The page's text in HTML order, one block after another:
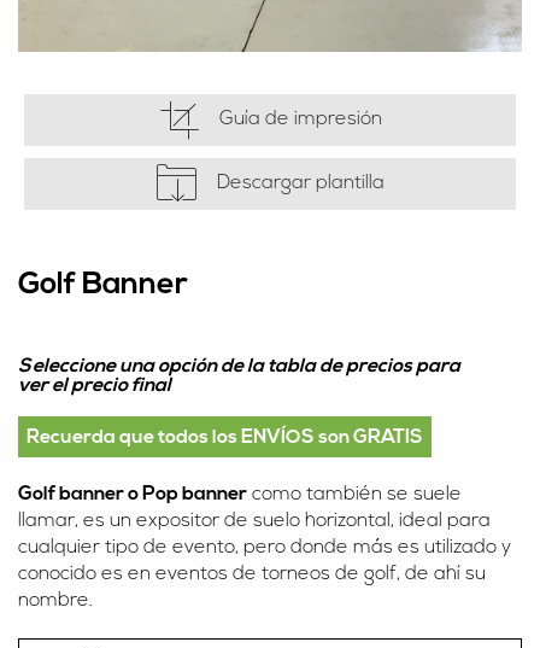
Guía de impresión
Descargar plantilla
Golf Banner
Seleccione una opción de la tabla de precios para
ver el precio final
Recuerda que todos los ENVÍOS son GRATIS
Golf banner o Pop banner como también se suele
llamar, es un expositor de suelo horizontal, ideal para
cualquier tipo de evento, pero donde más es utilizado y
conocido es en eventos de torneos de golf, de ahí su
nombre.